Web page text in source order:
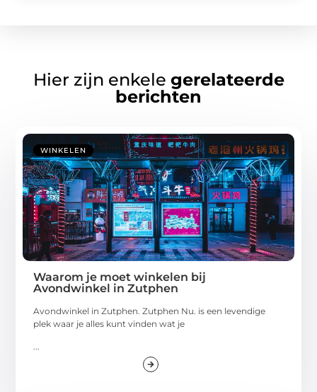
Hier zijn enkele gerelateerde
berichten
WINKELEN
Waarom je moet winkelen bij
Avondwinkel in Zutphen
Avondwinkel in Zutphen. Zutphen Nu. is een levendige
plek waar je alles kunt vinden wat je